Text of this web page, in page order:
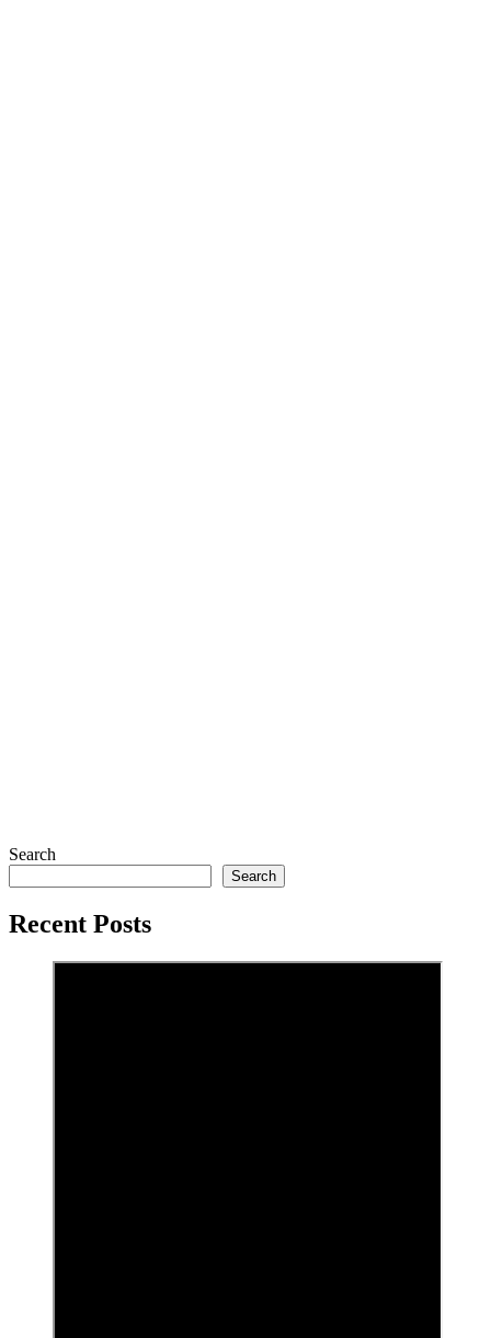
Search
Search
Recent Posts